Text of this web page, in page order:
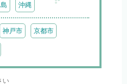
沖縄
神戸市 京都市
い